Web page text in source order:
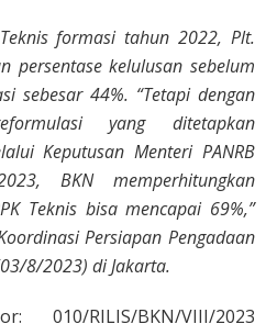
formasi tahun 2022, Plt.
persentase kelulusan sebelum
sebesar 44%. “Tetapi dengan
yang ditetapkan
Keputusan Menteri PANRB
BKN memperhitungkan
Teknis bisa mencapai 69%,”
Persiapan Pengadaan
8/2023) di Jakarta.
RILIS/BKN/VIII/2023